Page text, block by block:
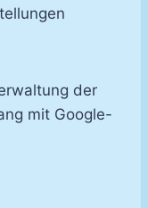
der
mit Google-